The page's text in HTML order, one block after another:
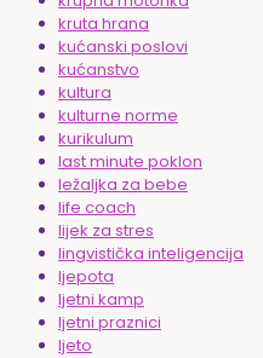
kruta hrana
kućanski poslovi
kućanstvo
kultura
kulturne norme
kurikulum
last minute poklon
ležaljka za bebe
life coach
lijek za stres
lingvistička inteligencija
ljepota
ljetni kamp
ljetni praznici
ljeto